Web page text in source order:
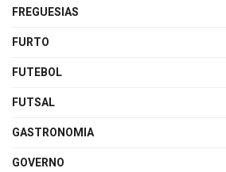
FREGUESIAS
FURTO
FUTEBOL
FUTSAL
GASTRONOMIA
GOVERNO